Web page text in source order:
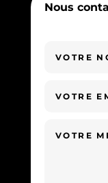
Nous